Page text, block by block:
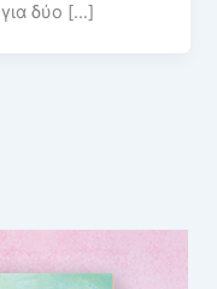
δύο […]